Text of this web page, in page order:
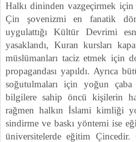
Halkı dininden vazgeçirmek
Çin şovenizmi en fanatik
uygulattığı Kültür Devrimi
yasaklandı, Kuran kursları
müslümanları taciz etmek için
propagandası yapıldı. Ayrıca
soğutulmaları için yoğun
bilgilere sahip öncü kişilerin
rağmen halkın İslami kimliği
sindirme ve baskı yöntemi ise
üniversitelerde eğitim